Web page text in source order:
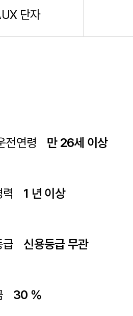
단자
전연령 만 26세 이상
1 년 이상
급 신용등급 무관
30 %